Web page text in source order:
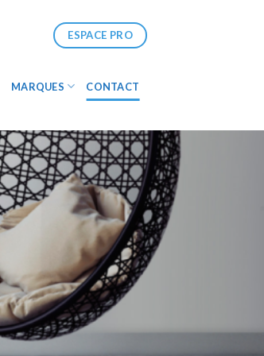
ESPACE PRO
MARQUES CONTACT